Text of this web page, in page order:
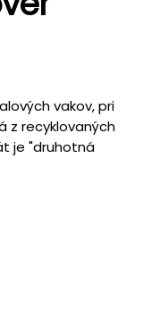
vakov, pri
z recyklovaných
je "druhotná